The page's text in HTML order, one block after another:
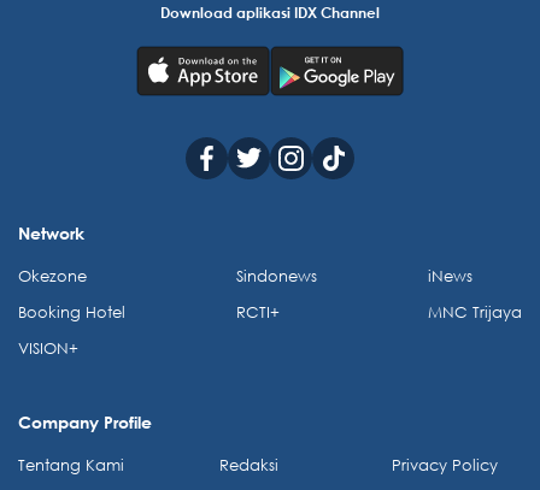
Download aplikasi IDX Channel
Network
Okezone
Booking Hotel
VISION+
Sindonews
RCTI+
iNews
MNC Trijaya
Company Profile
Tentang Kami
Redaksi
Privacy Policy